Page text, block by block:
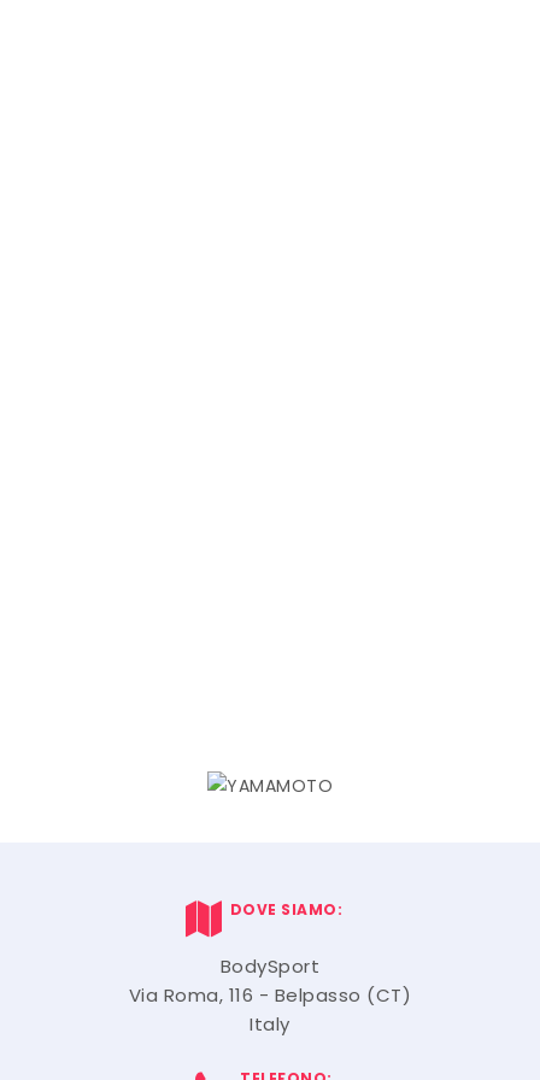
DOVE SIAMO:
BodySport
Via Roma, 116 - Belpasso (CT)
Italy